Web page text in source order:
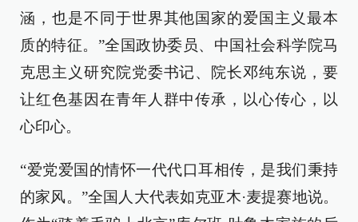
涵，也是不同于世界其他国家的爱国主义最本
质的特征。”全国政协委员、中国社会科学院马
克思主义研究院党委书记、院长邓纯东说，要
让红色基因在青年人群中传承，以心传心，以
心印心。
“爱党爱国的情怀一代代口耳相传，是我们秉持
的家风。”全国人大代表如克亚木·麦提赛地说。